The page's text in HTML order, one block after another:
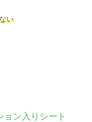
い
ョン入りシート